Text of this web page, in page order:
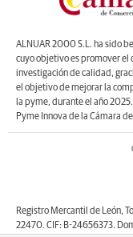
ALNUAR 2000 S.L. ha sido
cuyo objetivo es promover el
investigación de calidad,
el objetivo de mejorar la
la pyme, durante el año
Pyme Innova de la Cámara
Registro Mercantil de León,
22470. CIF: B-24656373.